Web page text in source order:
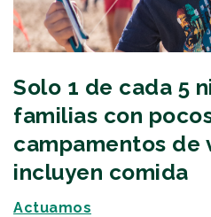
Solo 1 de cada 5
familias con
campamentos de
incluyen comida
Actuamos